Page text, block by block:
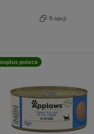
9 opcji
poleca